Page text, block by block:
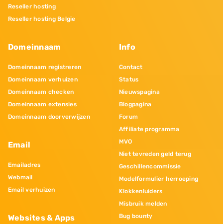
Reseller hosting
Reseller hosting Belgie
Domeinnaam
Domeinnaam registreren
Domeinnaam verhuizen
Domeinnaam checken
Domeinnaam extensies
Domeinnaam doorverwijzen
Email
Emailadres
Webmail
Email verhuizen
Websites & Apps
Info
Contact
Status
Nieuwspagina
Blogpagina
Forum
Affiliate programma
MVO
Niet tevreden geld terug
Geschillencommissie
Modelformulier herroeping
Klokkenluiders
Misbruik melden
Bug bounty